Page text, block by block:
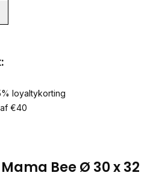
loyaltykorting
€40
Bee Ø 30 x 32